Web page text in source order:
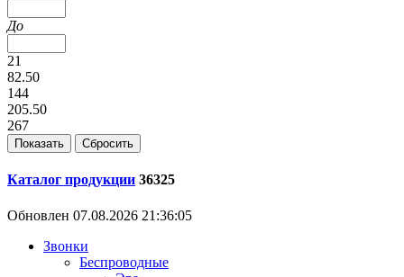
До
21
82.50
144
205.50
267
Каталог продукции 36325
Обновлен 07.08.2026 21:36:05
Звонки
Беспроводные